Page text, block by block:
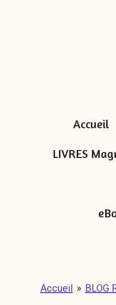
Accueil
LIVRES
Accueil » BLOG